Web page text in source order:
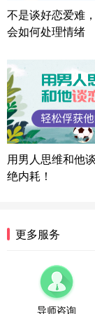
不是谈好恋爱难
会如何处理情绪
用男人思维和他
绝内耗！
更多服务
导师咨询